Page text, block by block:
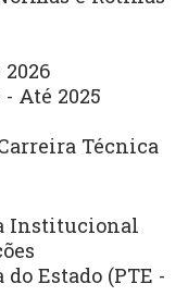
Até 2025
Técnica
Institucional
Estado (PTE -
7h30 às 11h30 e
DE ABRIL DE
Serviços